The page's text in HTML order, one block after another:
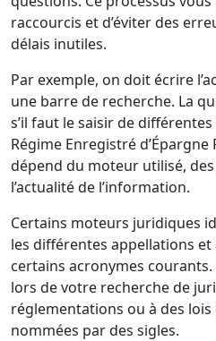
raccourcis et d’éviter des
délais inutiles.
Par exemple, on doit écrire
une barre de recherche. La
s’il faut le saisir de différentes
Régime Enregistré
dépend du moteur utilisé,
l’actualité de l’information.
Certains moteurs juridiques
les différentes appellations
certains acronymes
lors de votre recherche de
réglementations ou à des
nommées par des sigles.